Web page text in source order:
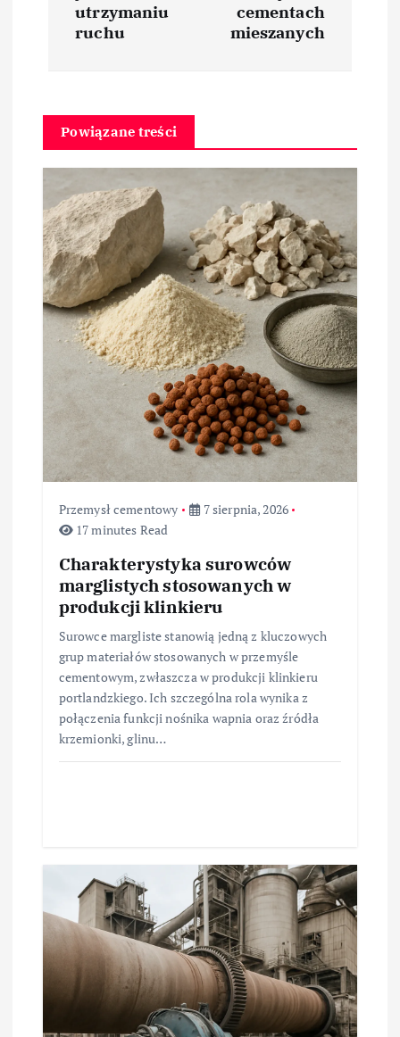
c
a
w
u
utrzymaniu
ruchu
cementach
mieszanych
Powiązane treści
Przemysł cementowy
7 sierpnia, 2026
17 minutes Read
Charakterystyka surowców
marglistych stosowanych w
produkcji klinkieru
Surowce margliste stanowią jedną z kluczowych
grup materiałów stosowanych w przemyśle
cementowym, zwłaszcza w produkcji klinkieru
portlandzkiego. Ich szczególna rola wynika z
połączenia funkcji nośnika wapnia oraz źródła
krzemionki, glinu…